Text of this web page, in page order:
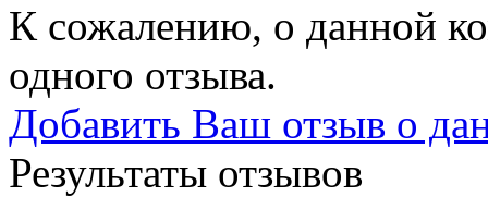
К сожалению, о данной
одного отзыва.
Добавить Ваш отзыв о
Результаты отзывов